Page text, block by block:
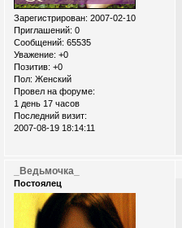
Зарегистрирован: 2007-02-10
Приглашений: 0
Сообщений: 65535
Уважение: +0
Позитив: +0
Пол: Женский
Провел на форуме:
1 день 17 часов
Последний визит:
2007-08-19 18:14:11
_Ведьмочка_
Постоялец